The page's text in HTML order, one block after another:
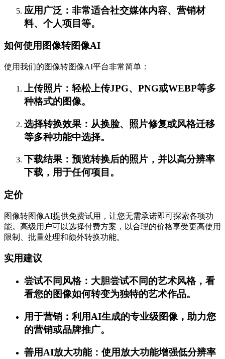
应用广泛：非常适合社交媒体内容、营销材
料、个人项目等。
如何使用图像转图像AI
使用我们的图像转图像AI平台非常简单：
上传照片：轻松上传JPG、PNG或WEBP等多
种格式的图像。
选择转换效果：从换脸、照片修复或风格迁移
等多种功能中选择。
下载结果：预览转换后的照片，并以高分辨率
下载，用于任何项目。
定价
图像转图像AI提供免费试用，让您无需承诺即可探索各项功
能。高级用户可以选择付费方案，以合理的价格享受更高使用
限制、批量处理和额外转换功能。
实用建议
尝试不同风格：大胆尝试不同的艺术风格，看
看您的图像如何转变为独特的艺术作品。
用于营销：利用AI生成的专业级图像，助力您
的营销或品牌推广。
善用AI放大功能：使用放大功能增强低分辨率